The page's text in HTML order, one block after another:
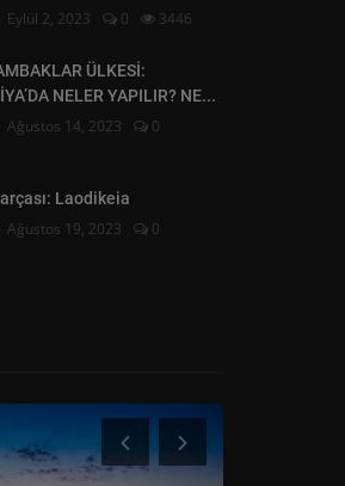
Eylül 2, 2023 0 3446
ÜLKESİ:
NELER YAPILIR? NE...
Ağustos 14, 2023
0
Laodikeia
Ağustos 19, 2023
0